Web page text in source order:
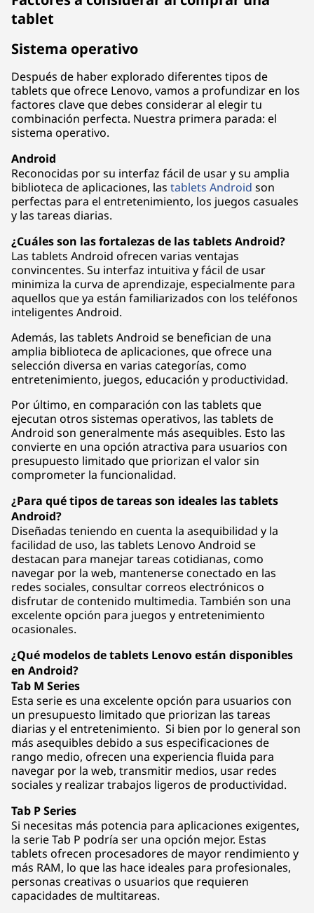
tablet
Sistema operativo
Después de haber explorado diferentes tipos de
tablets que ofrece Lenovo, vamos a profundizar en los
factores clave que debes considerar al elegir tu
combinación perfecta. Nuestra primera parada: el
sistema operativo.
Android
Reconocidas por su interfaz fácil de usar y su amplia
biblioteca de aplicaciones, las tablets Android son
perfectas para el entretenimiento, los juegos casuales
y las tareas diarias.
¿Cuáles son las fortalezas de las tablets Android?
Las tablets Android ofrecen varias ventajas
convincentes. Su interfaz intuitiva y fácil de usar
minimiza la curva de aprendizaje, especialmente para
aquellos que ya están familiarizados con los teléfonos
inteligentes Android.
Además, las tablets Android se benefician de una
amplia biblioteca de aplicaciones, que ofrece una
selección diversa en varias categorías, como
entretenimiento, juegos, educación y productividad.
Por último, en comparación con las tablets que
ejecutan otros sistemas operativos, las tablets de
Android son generalmente más asequibles. Esto las
convierte en una opción atractiva para usuarios con
presupuesto limitado que priorizan el valor sin
comprometer la funcionalidad.
¿Para qué tipos de tareas son ideales las tablets
Android?
Diseñadas teniendo en cuenta la asequibilidad y la
facilidad de uso, las tablets Lenovo Android se
destacan para manejar tareas cotidianas, como
navegar por la web, mantenerse conectado en las
redes sociales, consultar correos electrónicos o
disfrutar de contenido multimedia. También son una
excelente opción para juegos y entretenimiento
ocasionales.
¿Qué modelos de tablets Lenovo están disponibles
en Android?
Tab M Series
Esta serie es una excelente opción para usuarios con
un presupuesto limitado que priorizan las tareas
diarias y el entretenimiento. Si bien por lo general son
más asequibles debido a sus especificaciones de
rango medio, ofrecen una experiencia fluida para
navegar por la web, transmitir medios, usar redes
sociales y realizar trabajos ligeros de productividad.
Tab P Series
Si necesitas más potencia para aplicaciones exigentes,
la serie Tab P podría ser una opción mejor. Estas
tablets ofrecen procesadores de mayor rendimiento y
más RAM, lo que las hace ideales para profesionales,
personas creativas o usuarios que requieren
capacidades de multitareas.